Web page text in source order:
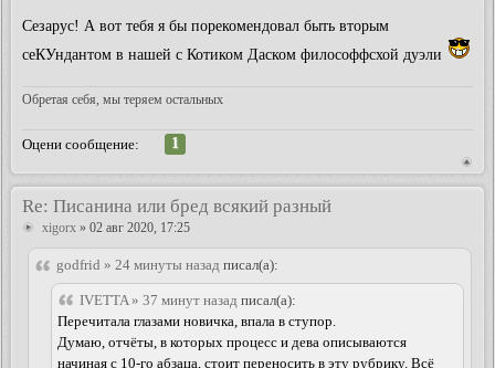
Сезарус! А вот тебя я бы порекомендовал быть вторым
сеКУндантом в нашей с Котиком Даском философфсхой дуэли
Обретая себя, мы теряем остальных
Оцени сообщение:
1
Re: Писанина или бред всякий разный
xigorx » 02 авг 2020, 17:25
godfrid » 24 минуты назад писал(а):
IVETTA » 37 минут назад писал(а):
Перечитала глазами новичка, впала в ступор.
Думаю, отчёты, в которых процесс и дева описываются
начиная с 10-го абзаца, стоит переносить в эту рубрику. Всё